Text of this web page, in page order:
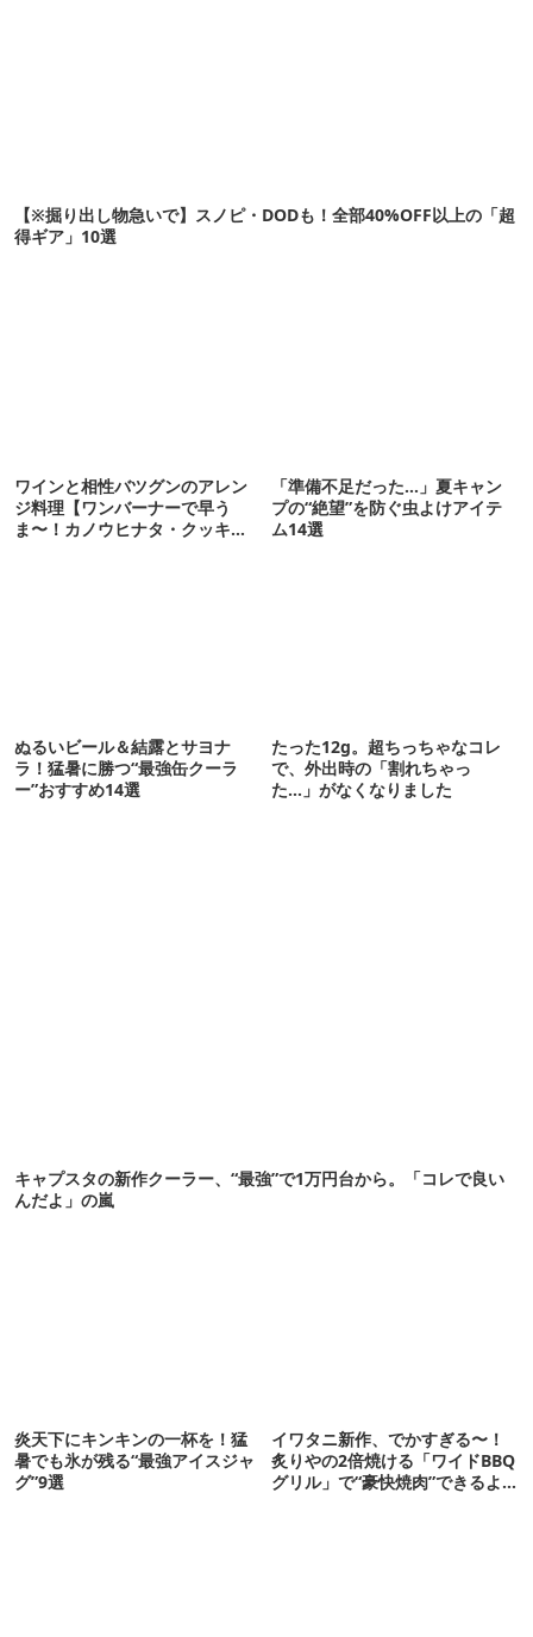
【※掘り出し物急いで】スノピ・DODも！全部40%OFF以上の「超
得ギア」10選
ワインと相性バツグンのアレン
ジ料理【ワンバーナーで早う
ま〜！カノウヒナタ・クッキン
「準備不足だった…」夏キャン
プの“絶望”を防ぐ虫よけアイテ
ム14選
ぬるいビール＆結露とサヨナ
ラ！猛暑に勝つ“最強缶クーラ
ー”おすすめ14選
たった12g。超ちっちゃなコレ
で、外出時の「割れちゃっ
た…」がなくなりました
キャプスタの新作クーラー、“最強”で1万円台から。「コレで良い
んだよ」の嵐
炎天下にキンキンの一杯を！猛
暑でも氷が残る“最強アイスジャ
グ”9選
イワタニ新作、でかすぎる〜！
炙りやの2倍焼ける「ワイドBBQ
グリル」で“豪快焼肉”できるよ